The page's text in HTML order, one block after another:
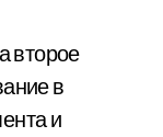
второе
в
и